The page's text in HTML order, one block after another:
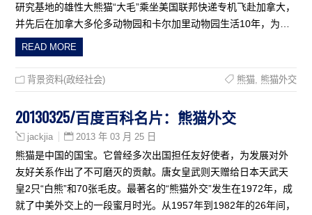
研究基地的雄性大熊猫“大毛”乘坐美国联邦快递专机飞赴加拿大，
并先后在加拿大多伦多动物园和卡尔加里动物园生活10年，为…
READ MORE
背景资料(政经社会) 熊猫, 熊猫外交
20130325/百度百科名片：熊猫外交
jackjia 2013 年 03 月 25 日
熊猫是中国的国宝。它曾经多次出国担任友好使者，为发展对外
友好关系作出了不可磨灭的贡献。唐女皇武则天赠给日本天武天
皇2只“白熊”和70张毛皮。最著名的“熊猫外交”发生在1972年，成
就了中美外交上的一段蜜月时光。从1957年到1982年的26年间，